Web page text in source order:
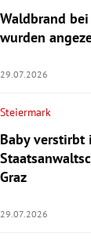
Waldbrand
wurden
29.07.2026
Steiermark
Baby verstirbt
Graz
29.07.2026